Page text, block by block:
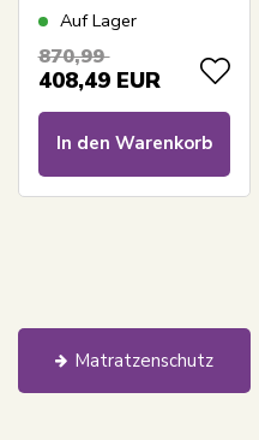
Memoryschaum
SLEEP TECH By Borg
Auf Lager
870,99
408,49 EUR
In den Warenkorb
Matratzenschutz